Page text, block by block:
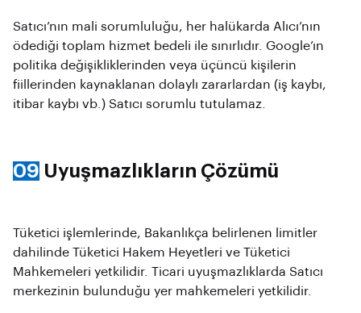
Satıcı’nın mali sorumluluğu, her halükarda Alıcı’nın
ödediği toplam hizmet bedeli ile sınırlıdır. Google’ın
politika değişikliklerinden veya üçüncü kişilerin
fiillerinden kaynaklanan dolaylı zararlardan (iş kaybı,
itibar kaybı vb.) Satıcı sorumlu tutulamaz.
09 Uyuşmazlıkların Çözümü
Tüketici işlemlerinde, Bakanlıkça belirlenen limitler
dahilinde Tüketici Hakem Heyetleri ve Tüketici
Mahkemeleri yetkilidir. Ticari uyuşmazlıklarda Satıcı
merkezinin bulunduğu yer mahkemeleri yetkilidir.